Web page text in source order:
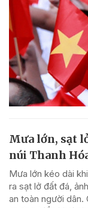
Mưa lớn, sạt
núi Thanh
Mưa lớn kéo dài
ra sạt lở đất đá,
an toàn người dân.